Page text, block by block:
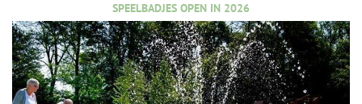
SPEELBADJES OPEN IN 2026